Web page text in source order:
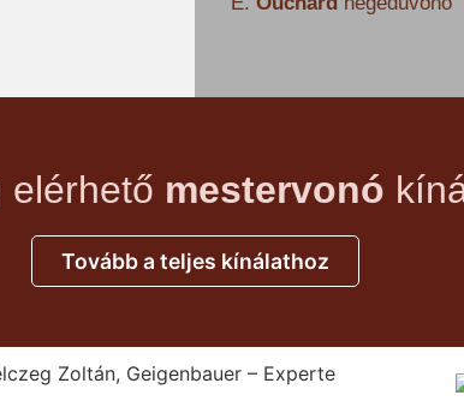
elérhető mestervonó
Tovább a teljes kínálathoz